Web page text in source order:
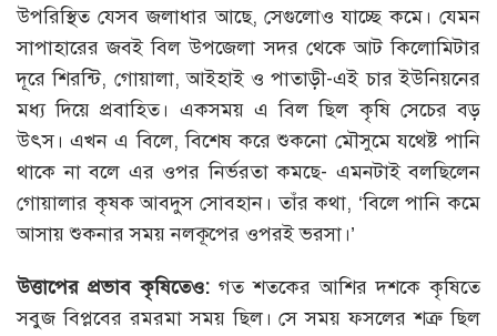
উপরিস্থিত যেসব জলাধার আছে, সেগুলোও যাচ্ছে কমে। যেমন
সাপাহারের জবই বিল উপজেলা সদর থেকে আট কিলোমিটার
দূরে শিরন্টি, গোয়ালা, আইহাই ও পাতাড়ী-এই চার ইউনিয়নের
মধ্য দিয়ে প্রবাহিত। একসময় এ বিল ছিল কৃষি সেচের বড়
উৎস। এখন এ বিলে, বিশেষ করে শুকনো মৌসুমে যথেষ্ট পানি
থাকে না বলে এর ওপর নির্ভরতা কমছে- এমনটাই বলছিলেন
গোয়ালার কৃষক আবদুস সোবহান। তাঁর কথা, ‘বিলে পানি কমে
আসায় শুকনার সময় নলকূপের ওপরই ভরসা।’
উত্তাপের প্রভাব কৃষিতেও: গত শতকের আশির দশকে কৃষিতে
সবুজ বিপ্লবের রমরমা সময় ছিল। সে সময় ফসলের শত্রু ছিল